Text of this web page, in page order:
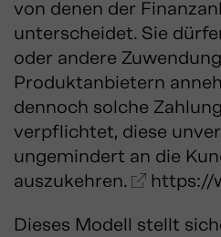
von denen der
unterscheidet. Sie
oder andere
Produktanbietern
dennoch solche
verpflichtet, diese
ungemindert an die
auszukehren.
https://
Dieses Modell stellt